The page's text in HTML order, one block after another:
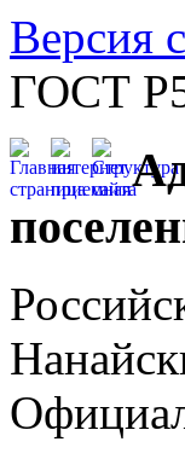
Версия
ГОСТ